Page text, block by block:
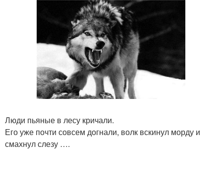
Люди пьяные в лесу кричали.
Его уже почти совсем догнали, волк вскинул морду и
смахнул слезу ….